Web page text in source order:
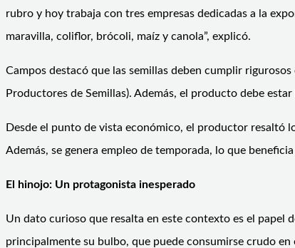
rubro y hoy trabaja con tres empresas dedicadas a la
maravilla, coliflor, brócoli, maíz y canola”, explicó.
Campos destacó que las semillas deben cumplir
Productores de Semillas). Además, el producto debe
Desde el punto de vista económico, el productor resaltó
Además, se genera empleo de temporada, lo que
El hinojo: Un protagonista inesperado
Un dato curioso que resalta en este contexto es el papel
principalmente su bulbo, que puede consumirse crudo